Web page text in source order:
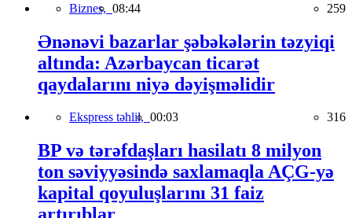
Biznes, 08:44 259
Ənənəvi bazarlar şəbəkələrin təzyiqi
altında: Azərbaycan ticarət
qaydalarını niyə dəyişməlidir
Ekspress təhlil, 00:03 316
BP və tərəfdaşları hasilatı 8 milyon
ton səviyyəsində saxlamaqla AÇG-yə
kapital qoyuluşlarını 31 faiz